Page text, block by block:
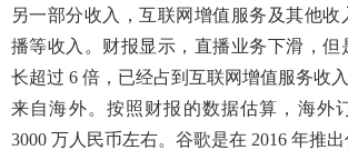
另一部分收入，互联网增值服务及其他收
播等收入。财报显示，直播业务下滑，但
长超过 6 倍，已经占到互联网增值服务收
来自海外。按照财报的数据估算，海外
3000 万人民币左右。谷歌是在 2016 年推